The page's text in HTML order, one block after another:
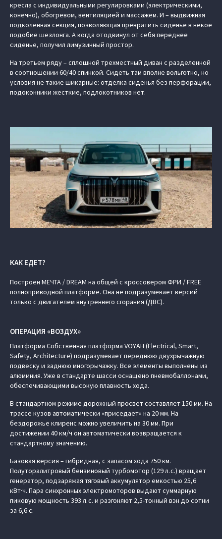
кресла с индивидуальными регулировками (электрическими,
конечно), обогревом, вентиляцией и массажем. И – выдвижная
подколенная секция, позволяющая превратить сиденье в некое
подобие шезлонга. А когда отодвинул от себя переднее
сиденье, получил лимузинный простор.
На третьем ряду – сплошной трехместный диван с разделенной
в соотношении 60/40 спинкой. Сидеть там вполне вольготно, но
условия не такие шикарные: отделка сиденья без перфорации,
подоконники жесткие, подлокотников нет.
КАК ЕДЕТ?
Построен МЕЧТА / DREAM на общей c кроссовером ФРИ / FREE
полноприводной платформе. Она не подразумевает версий
только с двигателем внутреннего сгорания (ДВС).
ОПЕРАЦИЯ «ВОЗДУХ»
Платформа Cобственная платформа VOYAH (Electrical, Smart,
Safety, Architecture) подразумевает переднюю двухрычажную
подвеску и заднюю многорычажку. Все элементы выполнены из
алюминия. Уже в стандарте шасси оснащено пневмобаллонами,
обеспечивающими высокую плавность хода.
В стандартном режиме дорожный просвет составляет 150 мм. На
трассе кузов автоматически «приседает» на 20 мм. На
бездорожье клиренс можно увеличить на 30 мм. При
достижении 40 км/ч он автоматически возвращается к
стандартному значению.
Базовая версия – гибридная, с запасом хода 750 км.
Полуторалитровый бензиновый турбомотор (129 л. с.) вращает
генератор, подзаряжая тяговый аккумулятор емкостью 25,6
кВт·ч. Пара синхронных электромоторов выдают суммарную
пиковую мощность 393 л. с. и разгоняют 2,5‑тонный вэн до сотни
за 6,6 с.